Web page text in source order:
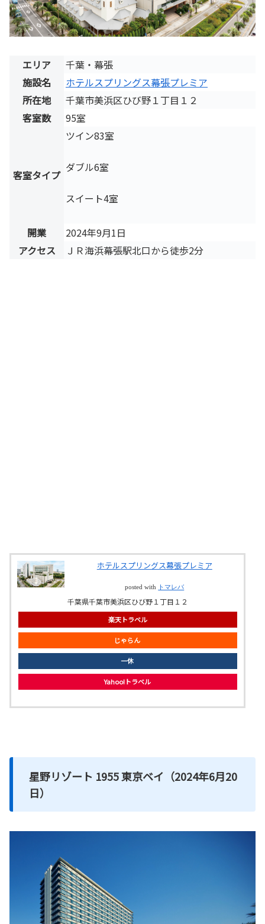
エリア
千葉・幕張
施設名
ホテルスプリングス幕張プレミア
所在地
千葉市美浜区ひび野１丁目１２
客室数
95室
客室タイプ
ツイン83室
ダブル6室
スイート4室
開業
2024年9月1日
アクセス
ＪＲ海浜幕張駅北口から徒歩2分
ホテルスプリングス幕張プレミア
posted with トマレバ
千葉県千葉市美浜区ひび野１丁目１２
楽天トラベル
じゃらん
一休
Yahoo!トラベル
星野リゾート 1955 東京ベイ（2024年6月20
日）